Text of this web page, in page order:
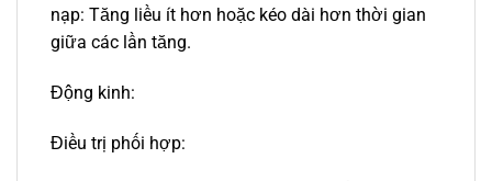
nạp: Tăng liều ít hơn hoặc kéo dài hơn thời gian
giữa các lần tăng.
Động kinh:
Điều trị phối hợp: